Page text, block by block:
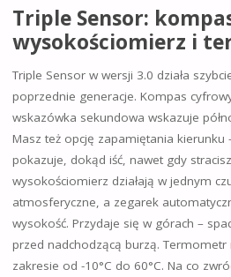
Triple Sensor:
wysokościomierz i
Triple Sensor w wersji 3.0 działa
poprzednie generacje. Kompas
wskazówka sekundowa wskazuje
Masz też opcję zapamiętania kierunku
pokazuje, dokąd iść, nawet gdy
wysokościomierz działają w jednym
atmosferyczne, a zegarek
wysokość. Przydaje się w górach –
przed nadchodzącą burzą.
zakresie od -10°C do 60°C. Na co